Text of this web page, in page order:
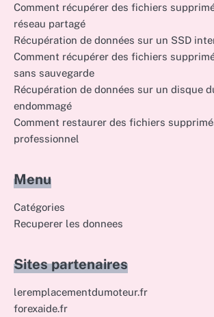
Comment récupérer des fichiers
réseau partagé
Récupération de données sur un SSD
Comment récupérer des fichiers
sans sauvegarde
Récupération de données sur un disque
endommagé
Comment restaurer des fichiers
professionnel
Menu
Catégories
Recuperer les donnees
Sites partenaires
leremplacementdumoteur.fr
forexaide.fr